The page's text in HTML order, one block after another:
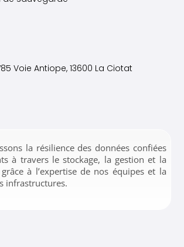
Voie Antiope, 13600 La Ciotat
la résilience des données confiées
à travers le stockage, la gestion et la
à l’expertise de nos équipes et la
infrastructures.